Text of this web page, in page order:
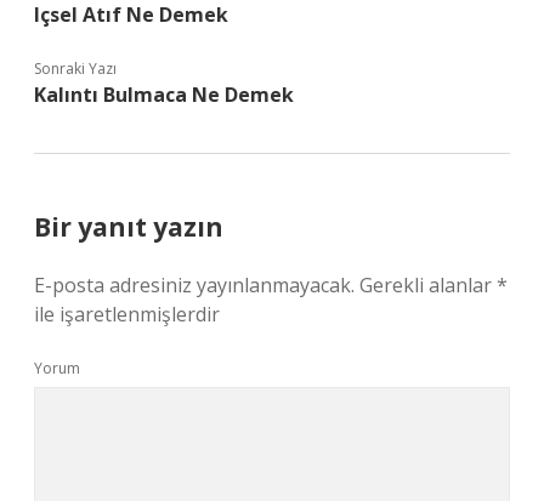
Içsel Atıf Ne Demek
Sonraki Yazı
Kalıntı Bulmaca Ne Demek
Bir yanıt yazın
E-posta adresiniz yayınlanmayacak. Gerekli alanlar*
ile işaretlenmişlerdir
Yorum